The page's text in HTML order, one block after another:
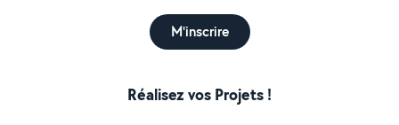
M'inscrire
Réalisez vos Projets !